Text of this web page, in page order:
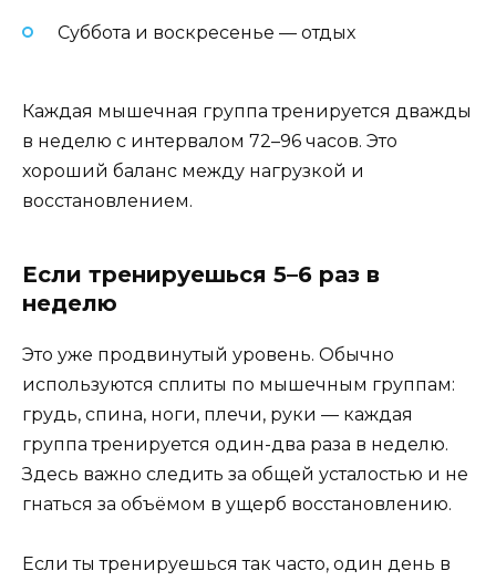
Суббота и воскресенье — отдых
Каждая мышечная группа тренируется дважды
в неделю с интервалом 72–96 часов. Это
хороший баланс между нагрузкой и
восстановлением.
Если тренируешься 5–6 раз в
неделю
Это уже продвинутый уровень. Обычно
используются сплиты по мышечным группам:
грудь, спина, ноги, плечи, руки — каждая
группа тренируется один-два раза в неделю.
Здесь важно следить за общей усталостью и не
гнаться за объёмом в ущерб восстановлению.
Если ты тренируешься так часто, один день в